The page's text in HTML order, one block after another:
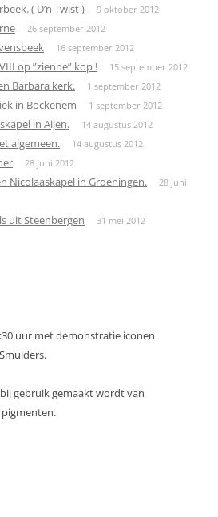
( D’n Twist ) 9 oktober 2012
26 september 2012
16 september 2012
op ”zienne” kop ! 15 september 2012
Barbara kerk. 1 september 2012
in Bockenem 1 september 2012
in Aijen. 14 augustus 2012
algemeen. 14 augustus 2012
28 juni 2012
Nicolaaskapel in Groeningen.
28 juni
uit Steenbergen 31 mei 2012
uur met demonstratie iconen
gebruik gemaakt wordt van